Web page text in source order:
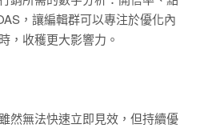
，讓編輯群可以專注於優化內
，收穫更大影響力。
然無法快速立即見效，但持續優